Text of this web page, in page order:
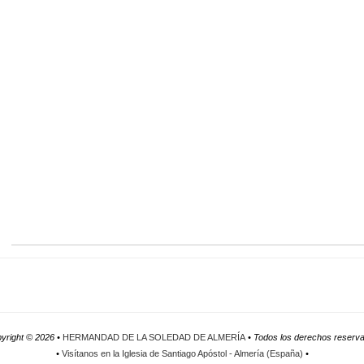
© 2026 • HERMANDAD DE LA SOLEDAD DE ALMERÍA• Todos los derechos
• Visítanos en la Iglesia de Santiago Apóstol - Almería (España) •